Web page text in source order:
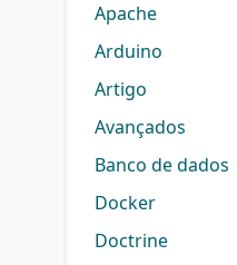
Apache
Arduino
Artigo
Avançados
Banco de dados
Docker
Doctrine